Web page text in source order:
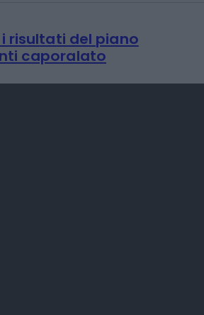
risultati del piano
caporalato